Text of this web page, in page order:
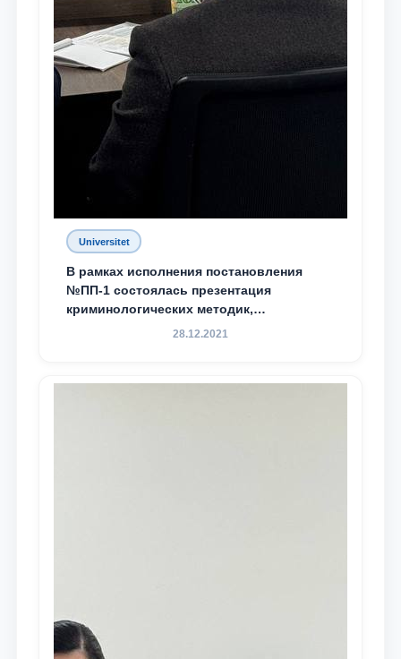
Universitet
В рамках исполнения постановления
№ПП-1 состоялась презентация
криминологических методик,
разработанных ТГЮУ
28.12.2021